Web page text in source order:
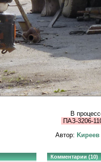
В
ПАЗ-3206-
Автор:
Комментарии (10)